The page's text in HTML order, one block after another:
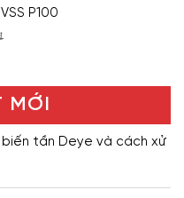
P100
MỚI
tần Deye và cách xử